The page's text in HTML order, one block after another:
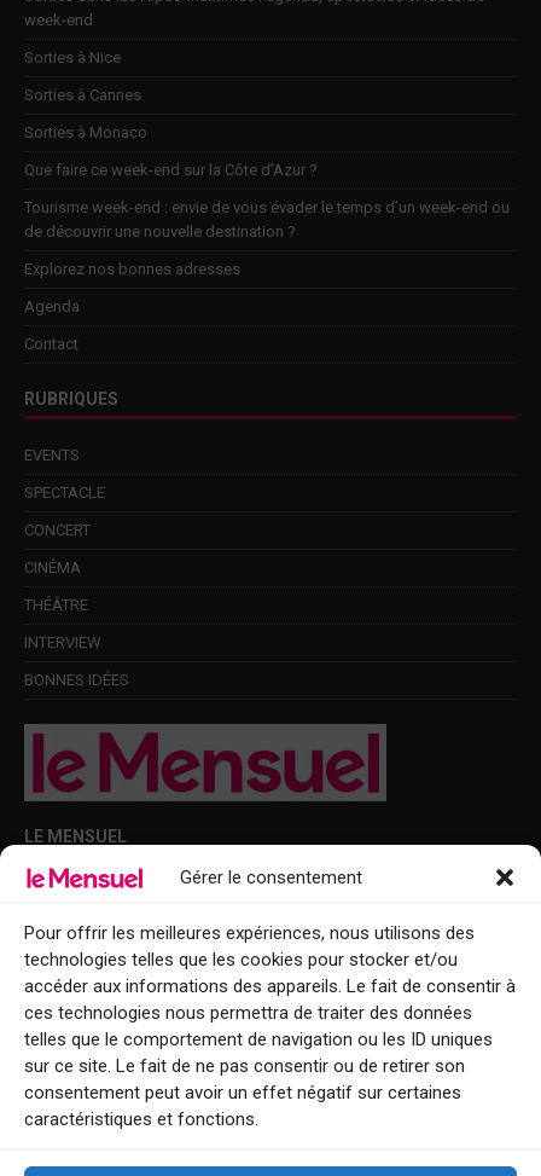
Gérer le consentement
Pour offrir les meilleures expériences, nous utilisons des
technologies telles que les cookies pour stocker et/ou
accéder aux informations des appareils. Le fait de consentir à
ces technologies nous permettra de traiter des données
telles que le comportement de navigation ou les ID uniques
sur ce site. Le fait de ne pas consentir ou de retirer son
consentement peut avoir un effet négatif sur certaines
caractéristiques et fonctions.
week-end
Sorties à Nice
Sorties à Cannes
Sorties à Monaco
Que faire ce week-end sur la Côte d’Azur ?
Tourisme week-end : envie de vous évader le temps d’un week-end ou
de découvrir une nouvelle destination ?
Explorez nos bonnes adresses
Agenda
Contact
RUBRIQUES
EVENTS
SPECTACLE
CONCERT
CINÉMA
THÉÂTRE
INTERVIEW
BONNES IDÉES
LE MENSUEL
Points de diffusion Var et Alpes-Maritimes : oû trouver Le Mensuel ?
Le Mensuel en PDF : consultez le magazine en ligne
Qui sommes-nous ?
BFM Top Sorties
EVENT
Tourisme week-end : envie de vous évader le temps d’un week-end ou